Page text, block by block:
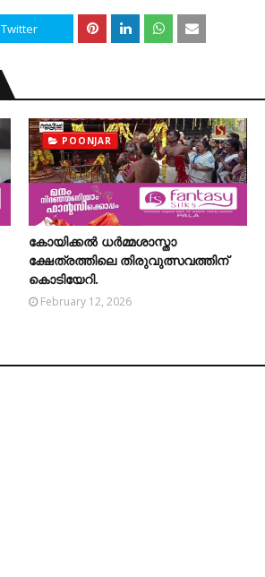
Twitter
POONJAR
കോയിക്കല്‍ ധര്‍മ്മശാസ്താ
ക്ഷേത്രത്തിലെ തിരുവുത്സവത്തിന്
കൊടിയേറി.
February 12, 2026